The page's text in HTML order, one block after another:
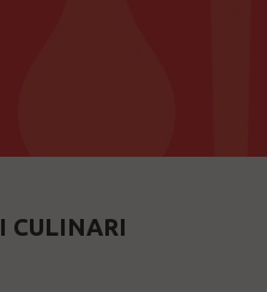
CULINARI